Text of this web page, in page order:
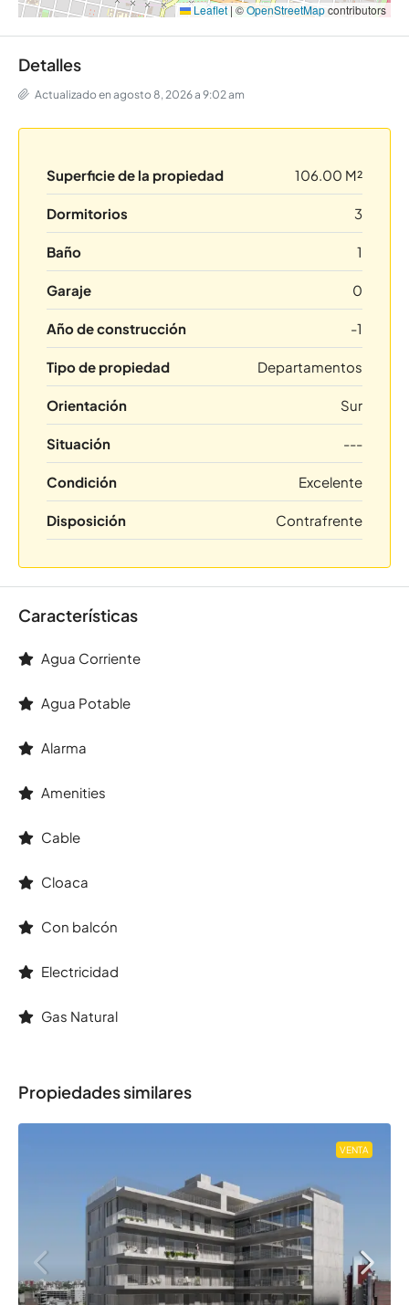
Leaflet |©OpenStreetMapcontributors
Detalles
Actualizado en agosto 8, 2026 a 9:02 am
Superficie de la propiedad 106.00 M²
Dormitorios 3
Baño 1
Garaje 0
Año de construcción -1
Tipo de propiedad Departamentos
Orientación Sur
Situación ---
Condición Excelente
Disposición Contrafrente
Características
Agua Corriente
Agua Potable
Alarma
Amenities
Cable
Cloaca
Con balcón
Electricidad
Gas Natural
Propiedades similares
VENTA